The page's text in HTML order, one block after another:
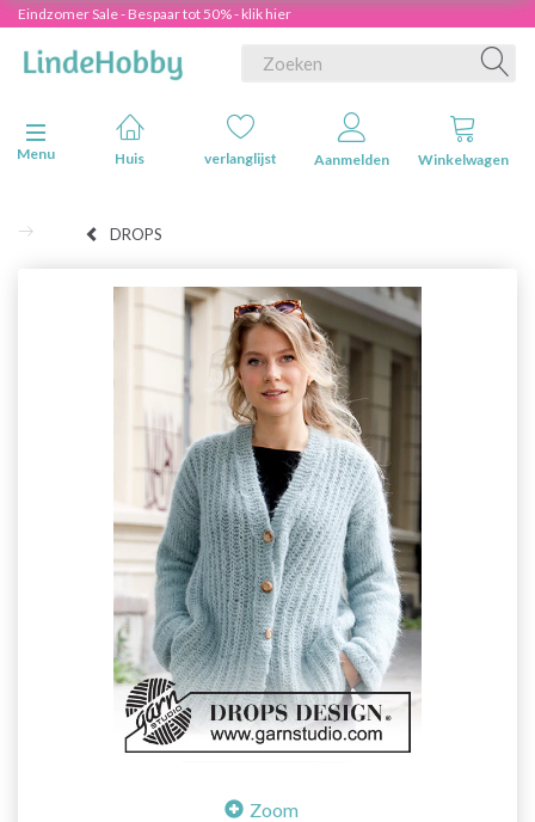
Eindzomer Sale - Bespaar tot 50% - klik hier
Navigatie in-/uitschakelen
Menu
Huis verlanglijst Aanmelden Winkelwagen
DROPS
Zoom